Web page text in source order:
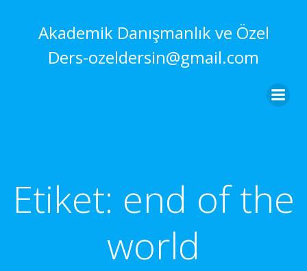
Akademik Danışmanlık ve Özel
Ders-ozeldersin@gmail.com
Etiket: end of the
world